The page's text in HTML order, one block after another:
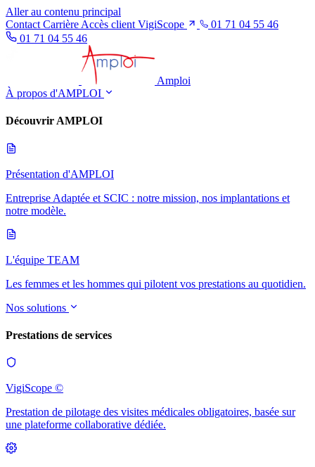
Aller au contenu principal
Contact Carrière Accès client VigiScope
01 71 04 55 46
01 71 04 55 46
Amploi
À propos d'AMPLOI
Découvrir AMPLOI
Présentation d'AMPLOI
Entreprise Adaptée et SCIC : notre mission, nos implantations et
notre modèle.
L'équipe TEAM
Les femmes et les hommes qui pilotent vos prestations au quotidien.
Nos solutions
Prestations de services
VigiScope ©
Prestation de pilotage des visites médicales obligatoires, basée sur
une plateforme collaborative dédiée.